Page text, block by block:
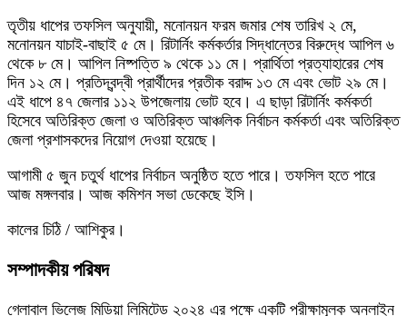
তৃতীয় ধাপের তফসিল অনুযায়ী, মনোনয়ন ফরম জমার শেষ তারিখ ২ মে,
মনোনয়ন যাচাই-বাছাই ৫ মে। রিটার্নিং কর্মকর্তার সিদ্ধান্তের বিরুদ্ধে আপিল ৬
থেকে ৮ মে। আপিল নিষ্পত্তি ৯ থেকে ১১ মে। প্রার্থিতা প্রত্যাহারের শেষ
দিন ১২ মে। প্রতিদ্বন্দ্বী প্রার্থীদের প্রতীক বরাদ্দ ১৩ মে এবং ভোট ২৯ মে।
এই ধাপে ৪৭ জেলার ১১২ উপজেলায় ভোট হবে। এ ছাড়া রিটার্নিং কর্মকর্তা
হিসেবে অতিরিক্ত জেলা ও অতিরিক্ত আঞ্চলিক নির্বাচন কর্মকর্তা এবং অতিরিক্ত
জেলা প্রশাসকদের নিয়োগ দেওয়া হয়েছে।
আগামী ৫ জুন চতুর্থ ধাপের নির্বাচন অনুষ্ঠিত হতে পারে। তফসিল হতে পারে
আজ মঙ্গলবার। আজ কমিশন সভা ডেকেছে ইসি।
কালের চিঠি / আশিকুর।
সম্পাদকীয় পরিষদ
গ্লোবাল ভিলেজ মিডিয়া লিমিটেড ২০২৪ এর পক্ষে একটি পরীক্ষামূলক অনলাইন